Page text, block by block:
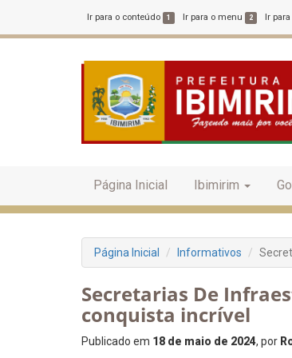
Ir para o conteúdo 1 Ir para o menu 2 Ir
Página Inicial Ibimirim
Página Inicial Informativos
Secretarias De
conquista incrível
Publicado em 18 de maio de 2024, por